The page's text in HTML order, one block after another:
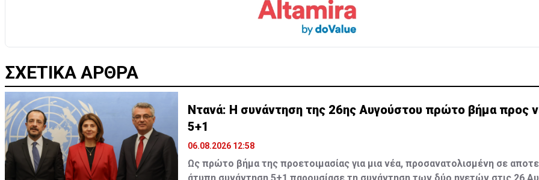
ΣΧΕΤΙΚΑ ΑΡΘΡΑ
Ντανά: Η συνάντηση της 26ης Αυγούστου πρώτο βήμα προς
5+1
06.08.2026 12:58
Ως πρώτο βήμα της προετοιμασίας για μια νέα, προσανατολισμένη σε
άτυπη συνάντηση 5+1 παρουσίασε τη συνάντηση των δύο ηγετών στις 26